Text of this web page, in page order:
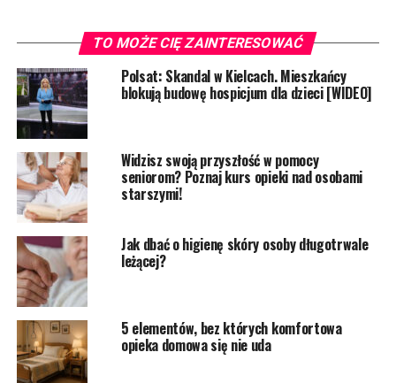
TO MOŻE CIĘ ZAINTERESOWAĆ
Polsat: Skandal w Kielcach. Mieszkańcy
blokują budowę hospicjum dla dzieci [WIDEO]
Widzisz swoją przyszłość w pomocy
seniorom? Poznaj kurs opieki nad osobami
starszymi!
Jak dbać o higienę skóry osoby długotrwale
leżącej?
5 elementów, bez których komfortowa
opieka domowa się nie uda